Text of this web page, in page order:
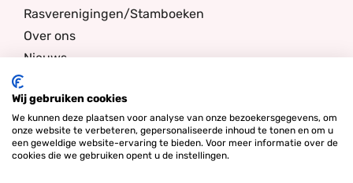
Rasverenigingen/Stamboeken
Over ons
Nieuws
Nieuwsbrief
Wij gebruiken cookies
We kunnen deze plaatsen voor analyse van onze bezoekersgegevens, om
onze website te verbeteren, gepersonaliseerde inhoud te tonen en om u
een geweldige website-ervaring te bieden. Voor meer informatie over de
cookies die we gebruiken opent u de instellingen.